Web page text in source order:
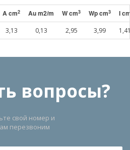
A cm2 Au m2/m W cm3 Wp cm3 I
3,13 0,13 2,95 3,99
вопросы?
свой номер и
перезвоним